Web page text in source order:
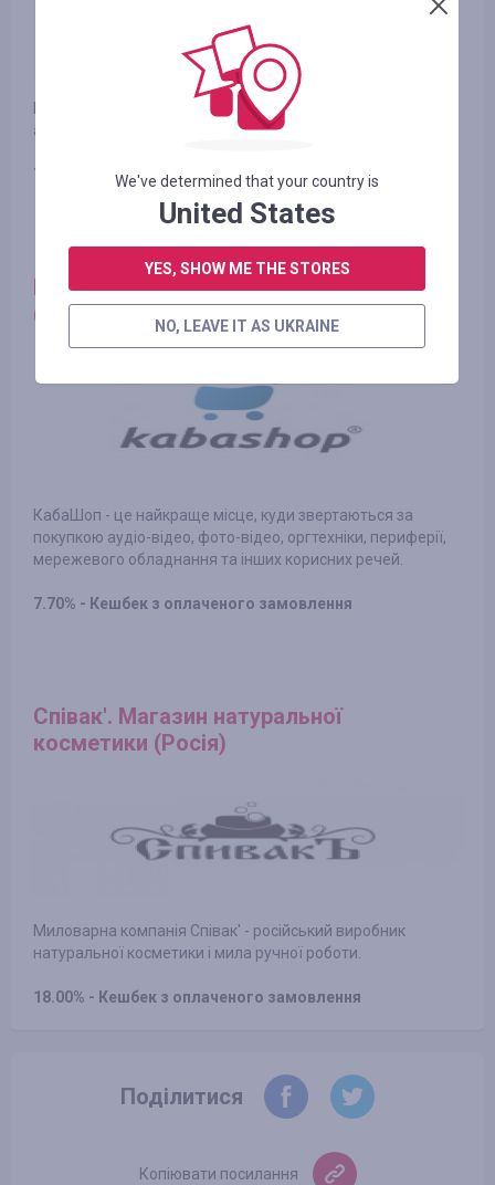
Lab4U - це автоматизована служба замовлень медичних
аналізів.
7.00% - Кешбек з оплаченого замовлення
Кabashop. Магазин покупок техніки
(Росія)
КабаШоп - це найкраще місце, куди звертаються за
покупкою аудіо-відео, фото-відео, оргтехніки, периферії,
мережевого обладнання та інших корисних речей.
7.70% - Кешбек з оплаченого замовлення
Співак'. Магазин натуральної
косметики (Росія)
Миловарна компанія Співак' - російський виробник
натуральної косметики і мила ручної роботи.
18.00% - Кешбек з оплаченого замовлення
Поділитися
Копіювати посилання
We've determined that your country is
United States
YES, SHOW ME THE STORES
NO, LEAVE IT AS UKRAINE